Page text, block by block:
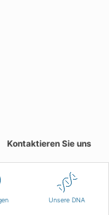
Unsere DNA
Kontaktieren Sie uns